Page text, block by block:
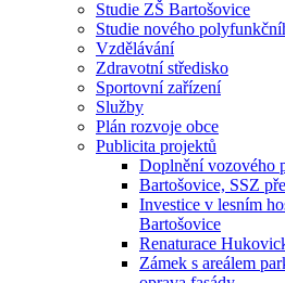
Studie ZŠ Bartošovice
Studie nového
Vzdělávání
Zdravotní středisko
Sportovní zařízení
Služby
Plán rozvoje obce
Publicita projektů
Doplnění vozového
Bartošovice, SSZ
Investice v lesním
Bartošovice
Renaturace
Zámek s areálem